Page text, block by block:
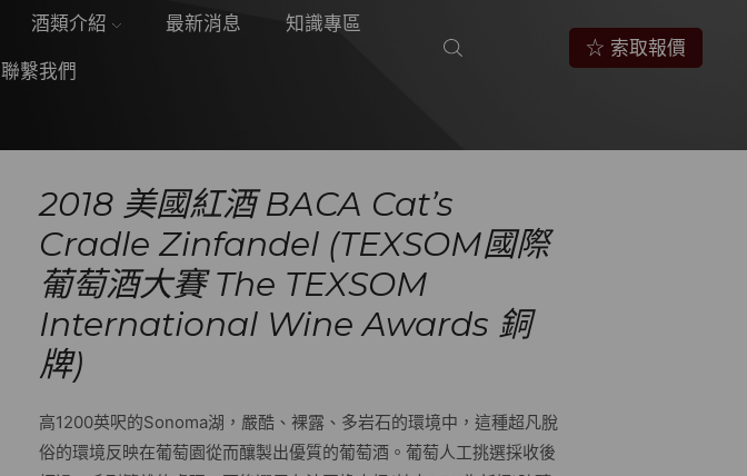
酒類介紹 最新消息 知識專區
聯繫我們
☆ 索取報價
2018 美國紅酒 BACA Cat’s
Cradle Zinfandel (TEXSOM國際
葡萄酒大賽 The TEXSOM
International Wine Awards 銅
牌)
高1200英呎的Sonoma湖，嚴酷、裸露、多岩石的環境中，這種超凡脫
俗的環境反映在葡萄園從而釀製出優質的葡萄酒。葡萄人工挑選採收後